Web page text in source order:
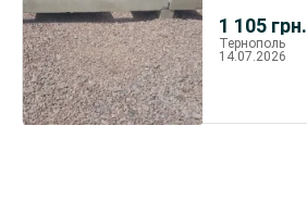
1 105 грн.
Тернополь
14.07.2026